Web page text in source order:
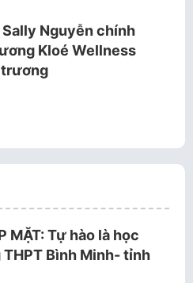
Sally Nguyễn chính
Kloé Wellness
MẶT: Tự hào là học
Bình Minh- tỉnh